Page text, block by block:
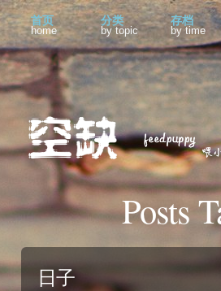
首页
home
分类
by topic
存档
by time
Posts
日子